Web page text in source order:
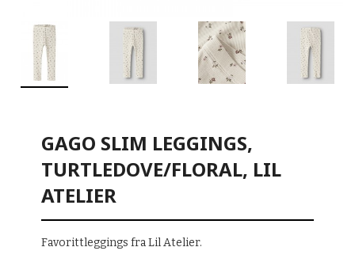
GAGO SLIM LEGGINGS,
TURTLEDOVE/FLORAL, LIL
ATELIER
Favorittleggings fra Lil Atelier.